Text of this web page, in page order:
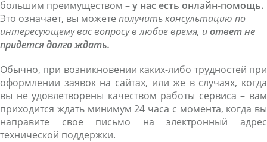
большим преимуществом –у нас есть онлайн-помощь.
Это означает, вы можете получить консультацию по
интересующему вас вопросу в любое время, иответ не
придется долго ждать.
Обычно, при возникновении каких-либо трудностей при
оформлении заявок на сайтах, или же в случаях, когда
вы не удовлетворены качеством работы сервиса – вам
приходится ждать минимум 24 часа с момента, когда вы
направите свое письмо на электронный адрес
технической поддержки.